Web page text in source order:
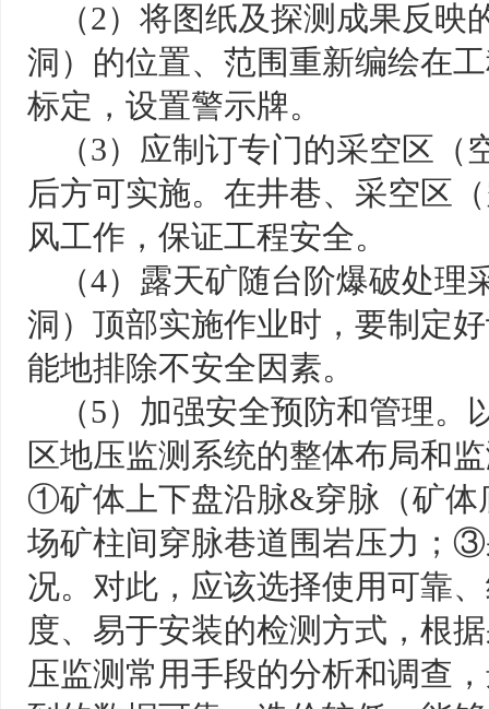
（2）将图纸及探测成果反
洞）的位置、范围重新编绘在
标定，设置警示牌。
（3）应制订专门的采空区
后方可实施。在井巷、采空区
风工作，保证工程安全。
（4）露天矿随台阶爆破处
洞）顶部实施作业时，要制定
能地排除不安全因素。
（5）加强安全预防和管理
区地压监测系统的整体布局和
①矿体上下盘沿脉&穿脉（矿
场矿柱间穿脉巷道围岩压力；
况。对此，应该选择使用可靠
度、易于安装的检测方式，根
压监测常用手段的分析和调查